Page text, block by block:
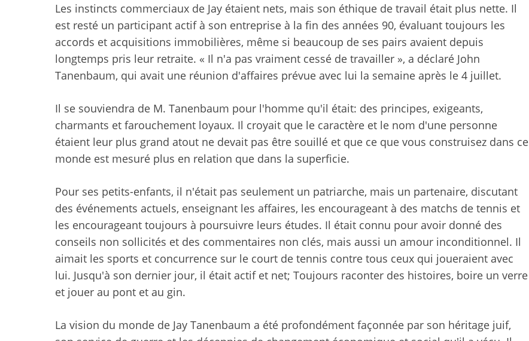
Les instincts commerciaux de Jay étaient nets, mais son éthique de travail était plus nette. Il
est resté un participant actif à son entreprise à la fin des années 90, évaluant toujours les
accords et acquisitions immobilières, même si beaucoup de ses pairs avaient depuis
longtemps pris leur retraite. « Il n'a pas vraiment cessé de travailler », a déclaré John
Tanenbaum, qui avait une réunion d'affaires prévue avec lui la semaine après le 4 juillet.
Il se souviendra de M. Tanenbaum pour l'homme qu'il était: des principes, exigeants,
charmants et farouchement loyaux. Il croyait que le caractère et le nom d'une personne
étaient leur plus grand atout ne devait pas être souillé et que ce que vous construisez dans ce
monde est mesuré plus en relation que dans la superficie.
Pour ses petits-enfants, il n'était pas seulement un patriarche, mais un partenaire, discutant
des événements actuels, enseignant les affaires, les encourageant à des matchs de tennis et
les encourageant toujours à poursuivre leurs études. Il était connu pour avoir donné des
conseils non sollicités et des commentaires non clés, mais aussi un amour inconditionnel. Il
aimait les sports et concurrence sur le court de tennis contre tous ceux qui joueraient avec
lui. Jusqu'à son dernier jour, il était actif et net; Toujours raconter des histoires, boire un verre
et jouer au pont et au gin.
La vision du monde de Jay Tanenbaum a été profondément façonnée par son héritage juif,